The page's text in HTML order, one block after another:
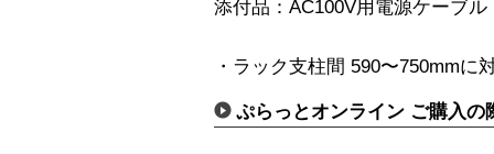
添付品：AC100V用電源ケーブ
・ラック支柱間 590〜750mmに
ぷらっとオンライン ご購入の